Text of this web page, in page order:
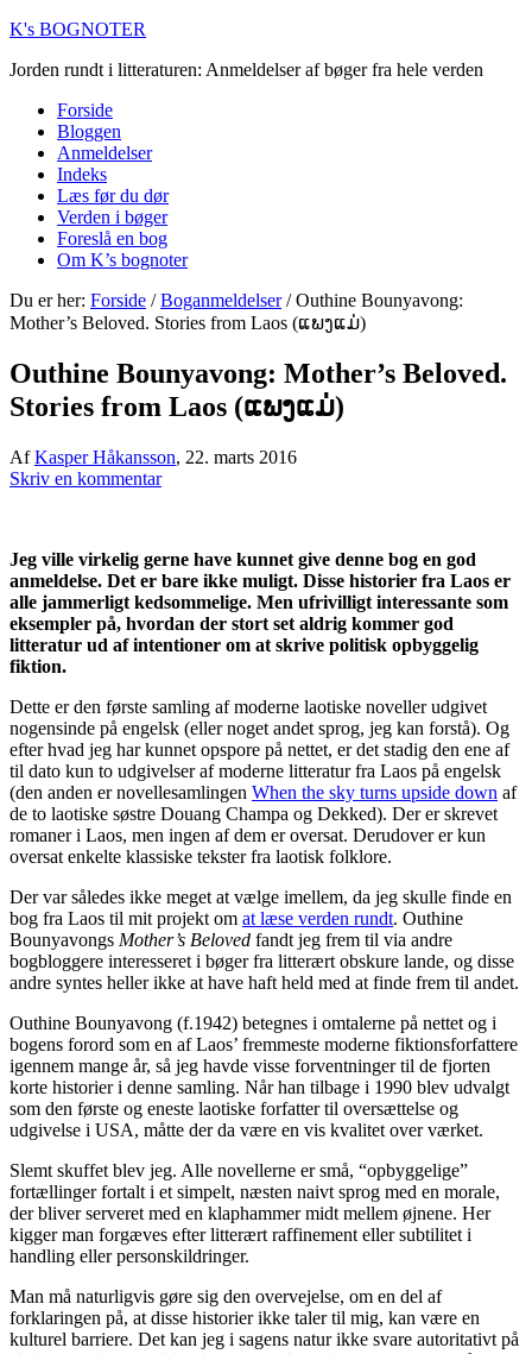
K's BOGNOTER
Jorden rundt i litteraturen: Anmeldelser af bøger fra hele verden
Forside
Bloggen
Anmeldelser
Indeks
Læs før du dør
Verden i bøger
Foreslå en bog
Om K’s bognoter
Du er her: Forside / Boganmeldelser /Outhine Bounyavong:
Mother’s Beloved. Stories from Laos (ແພງແມ່)
Outhine Bounyavong: Mother’s Beloved.
Stories from Laos (ແພງແມ່)
AfKasper Håkansson, 22. marts 2016
Skriv en kommentar
Jeg ville virkelig gerne have kunnet give denne bog en god
anmeldelse. Det er bare ikke muligt. Disse historier fra Laos er
alle jammerligt kedsommelige. Men ufrivilligt interessante som
eksempler på, hvordan der stort set aldrig kommer god
litteratur ud af intentioner om at skrive politisk opbyggelig
fiktion.
Dette er den første samling af moderne laotiske noveller udgivet
nogensinde på engelsk (eller noget andet sprog, jeg kan forstå). Og
efter hvad jeg har kunnet opspore på nettet, er det stadig den ene af
til dato kun to udgivelser af moderne litteratur fra Laos på engelsk
(den anden er novellesamlingen When the sky turns upside down af
de to laotiske søstre Douang Champa og Dekked). Der er skrevet
romaner i Laos, men ingen af dem er oversat. Derudover er kun
oversat enkelte klassiske tekster fra laotisk folklore.
Der var således ikke meget at vælge imellem, da jeg skulle finde en
bog fra Laos til mit projekt om at læse verden rundt. Outhine
Bounyavongs Mother’s Beloved fandt jeg frem til via andre
bogbloggere interesseret i bøger fra litterært obskure lande, og disse
andre syntes heller ikke at have haft held med at finde frem til andet.
Outhine Bounyavong (f.1942) betegnes i omtalerne på nettet og i
bogens forord som en af Laos’ fremmeste moderne fiktionsforfattere
igennem mange år, så jeg havde visse forventninger til de fjorten
korte historier i denne samling. Når han tilbage i 1990 blev udvalgt
som den første og eneste laotiske forfatter til oversættelse og
udgivelse i USA, måtte der da være en vis kvalitet over værket.
Slemt skuffet blev jeg. Alle novellerne er små, “opbyggelige”
fortællinger fortalt i et simpelt, næsten naivt sprog med en morale,
der bliver serveret med en klaphammer midt mellem øjnene. Her
kigger man forgæves efter litterært raffinement eller subtilitet i
handling eller personskildringer.
Man må naturligvis gøre sig den overvejelse, om en del af
forklaringen på, at disse historier ikke taler til mig, kan være en
kulturel barriere. Det kan jeg i sagens natur ikke svare autoritativt på